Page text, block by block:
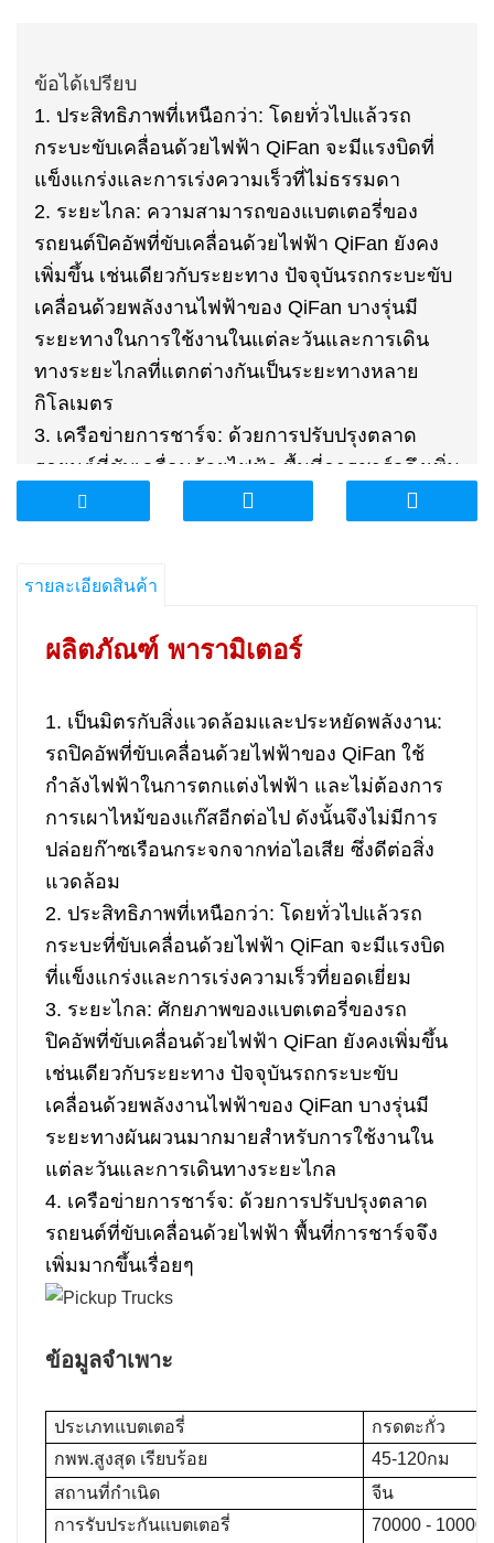
ข้อได้เปรียบ
1. ประสิทธิภาพที่เหนือกว่า: โดยทั่วไปแล้วรถ
กระบะขับเคลื่อนด้วยไฟฟ้า QiFan จะมีแรงบิดที่
แข็งแกร่งและการเร่งความเร็วที่ไม่ธรรมดา
2. ระยะไกล: ความสามารถของแบตเตอรี่ของ
รถยนต์ปิคอัพที่ขับเคลื่อนด้วยไฟฟ้า QiFan ยังคง
เพิ่มขึ้น เช่นเดียวกับระยะทาง ปัจจุบันรถกระบะขับ
เคลื่อนด้วยพลังงานไฟฟ้าของ QiFan บางรุ่นมี
ระยะทางในการใช้งานในแต่ละวันและการเดิน
ทางระยะไกลที่แตกต่างกันเป็นระยะทางหลาย
กิโลเมตร
3. เครือข่ายการชาร์จ: ด้วยการปรับปรุงตลาด
รถยนต์ที่ขับเคลื่อนด้วยไฟฟ้า พื้นที่การชาร์จจึงเพิ่ม
มากขึ้นเรื่อยๆ
รายละเอียดสินค้า
ผลิตภัณฑ์ พารามิเตอร์
1. เป็นมิตรกับสิ่งแวดล้อมและประหยัดพลังงาน:
รถปิคอัพที่ขับเคลื่อนด้วยไฟฟ้าของ QiFan ใช้
กำลังไฟฟ้าในการตกแต่งไฟฟ้า และไม่ต้องการ
การเผาไหม้ของแก๊สอีกต่อไป ดังนั้นจึงไม่มีการ
ปล่อยก๊าซเรือนกระจกจากท่อไอเสีย ซึ่งดีต่อสิ่ง
แวดล้อม
2. ประสิทธิภาพที่เหนือกว่า: โดยทั่วไปแล้วรถ
กระบะที่ขับเคลื่อนด้วยไฟฟ้า QiFan จะมีแรงบิด
ที่แข็งแกร่งและการเร่งความเร็วที่ยอดเยี่ยม
3. ระยะไกล: ศักยภาพของแบตเตอรี่ของรถ
ปิคอัพที่ขับเคลื่อนด้วยไฟฟ้า QiFan ยังคงเพิ่มขึ้น
เช่นเดียวกับระยะทาง ปัจจุบันรถกระบะขับ
เคลื่อนด้วยพลังงานไฟฟ้าของ QiFan บางรุ่นมี
ระยะทางผันผวนมากมายสำหรับการใช้งานใน
แต่ละวันและการเดินทางระยะไกล
4. เครือข่ายการชาร์จ: ด้วยการปรับปรุงตลาด
รถยนต์ที่ขับเคลื่อนด้วยไฟฟ้า พื้นที่การชาร์จจึง
เพิ่มมากขึ้นเรื่อยๆ
ข้อมูลจำเพาะ
ประเภทแบตเตอรี่
กรดตะกั่ว
กพพ.สูงสุด เรียบร้อย
45-120กม
สถานที่กำเนิด
จีน
การรับประกันแบตเตอรี่
70000 -